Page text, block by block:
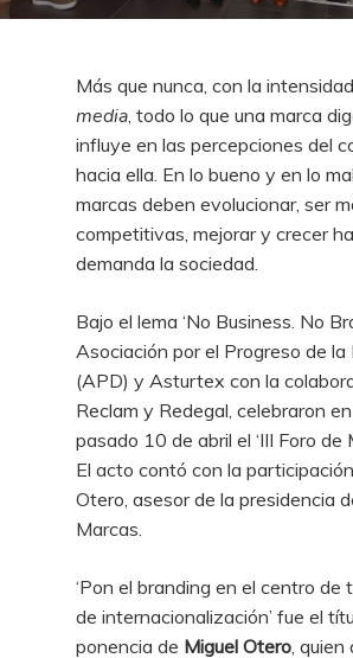
Más que nunca, con la
media , todo lo que una marca
influye en las percepciones del
hacia ella. En lo bueno y en lo
marcas deben evolucionar, ser
competitivas, mejorar y crecer
demanda la sociedad.
Bajo el lema ‘No Business. No
Asociación por el Progreso de la
(APD) y Asturtex con la
Reclam y Redegal, celebraron
pasado 10 de abril el ‘III Foro de
El acto contó con la
Otero, asesor de la presidencia
Marcas.
‘Pon el branding en el centro de
de internacionalización’ fue el
ponencia de Miguel Otero ,